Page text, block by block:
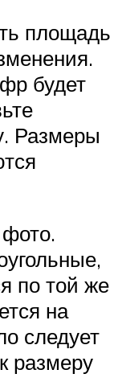
площадь
будет
Размеры
по той же
на
следует
размеру